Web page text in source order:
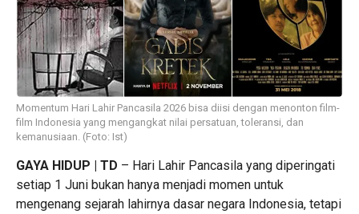
Momentum Hari Lahir Pancasila 2026 bisa diisi dengan menonton film-
film Indonesia yang mengangkat nilai persatuan, toleransi, dan
kemanusiaan. (Foto: Ist)
GAYA HIDUP | TD – Hari Lahir Pancasila yang diperingati
setiap 1 Juni bukan hanya menjadi momen untuk
mengenang sejarah lahirnya dasar negara Indonesia, tetapi